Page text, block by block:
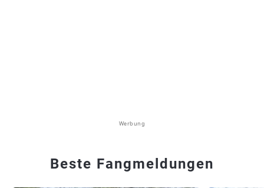
Werbung
Beste Fangmeldungen